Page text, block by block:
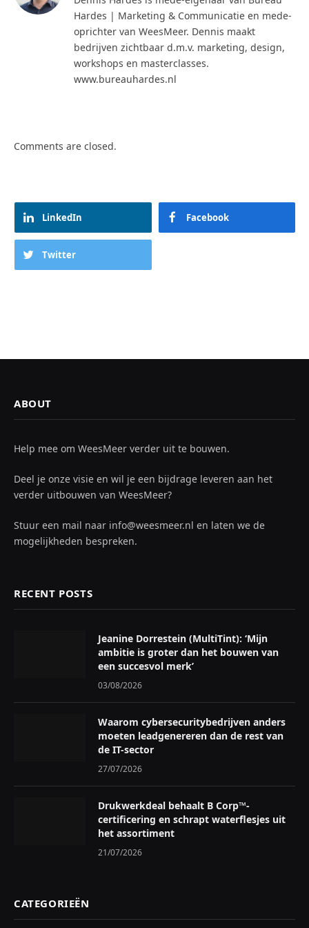
Hardes | Marketing & Communicatie en mede-
oprichter van WeesMeer. Dennis maakt
bedrijven zichtbaar d.m.v. marketing, design,
workshops en masterclasses.
www.bureauhardes.nl
Comments are closed.
LinkedIn Facebook
Twitter
ABOUT
Help mee om WeesMeer verder uit te bouwen.
Deel je onze visie en wil je een bijdrage leveren aan het
verder uitbouwen van WeesMeer?
Stuur een mail naar info@weesmeer.nl en laten we de
mogelijkheden bespreken.
RECENT POSTS
Jeanine Dorrestein (MultiTint): ‘Mijn
ambitie is groter dan het bouwen van
een succesvol merk’
03/08/2026
Waarom cybersecuritybedrijven anders
moeten leadgenereren dan de rest van
de IT-sector
27/07/2026
Drukwerkdeal behaalt B Corp™-
certificering en schrapt waterflesjes uit
het assortiment
21/07/2026
CATEGORIEËN